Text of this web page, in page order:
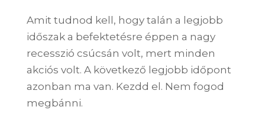
Amit tudnod kell, hogy talán a legjobb
időszak a befektetésre éppen a nagy
recesszió csúcsán volt, mert minden
akciós volt. A következő legjobb időpont
azonban ma van. Kezdd el. Nem fogod
megbánni.